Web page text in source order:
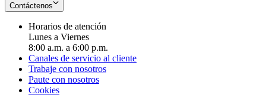
Contáctenos
Horarios de atención
Lunes a Viernes
8:00 a.m. a 6:00 p.m.
Canales de servicio al cliente
Trabaje con nosotros
Paute con nosotros
Cookies